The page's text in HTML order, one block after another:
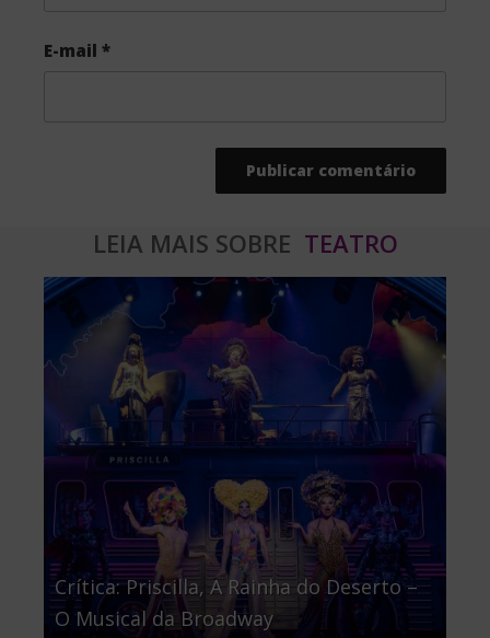
E-mail *
LEIA MAIS SOBRE TEATRO
Crítica: Priscilla, A Rainha do Deserto –
O Musical da Broadway